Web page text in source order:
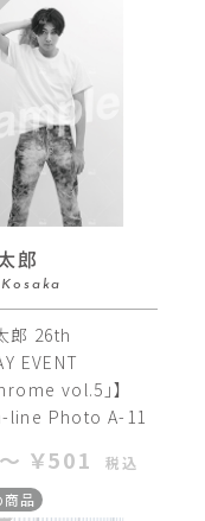
郎
郎 26th
EVENT
vol.5」】
line Photo A-11
￥501
税込
品